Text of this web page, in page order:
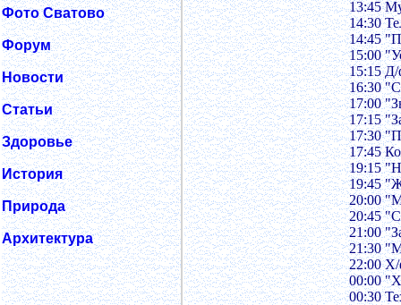
Фото Сватово
Форум
Новости
Статьи
Здоровье
История
Природа
Архитектура
13:45
14:30
14:45
15:00
15:15
16:30
17:00
17:15
17:30
17:45
19:15
19:45
20:00
20:45
21:00
21:30
22:00
00:00
00:30